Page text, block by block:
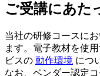
ご受講にあた
当社の研修コースに
ます。電子教材を使
ビスの 動作環境 につ
なお、ベンダー認定